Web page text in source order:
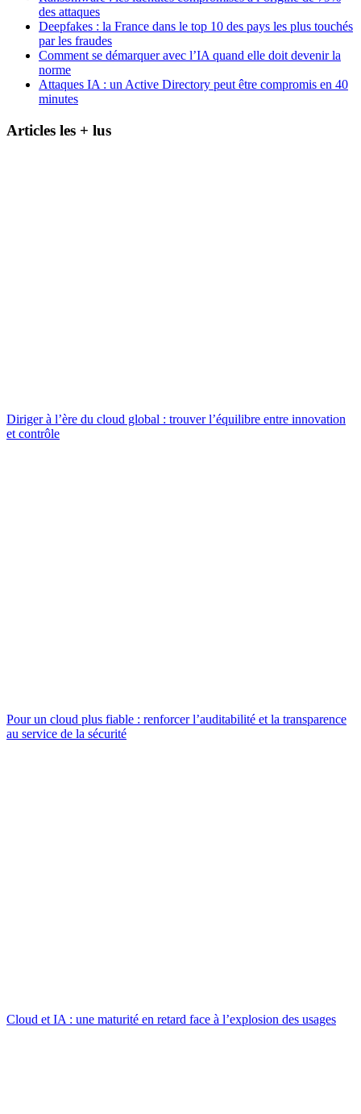
des attaques
Deepfakes : la France dans le top 10 des pays les plus touchés
par les fraudes
Comment se démarquer avec l’IA quand elle doit devenir la
norme
Attaques IA : un Active Directory peut être compromis en 40
minutes
Articles les + lus
Diriger à l’ère du cloud global : trouver l’équilibre entre innovation
et contrôle
Pour un cloud plus fiable : renforcer l’auditabilité et la transparence
au service de la sécurité
Cloud et IA : une maturité en retard face à l’explosion des usages